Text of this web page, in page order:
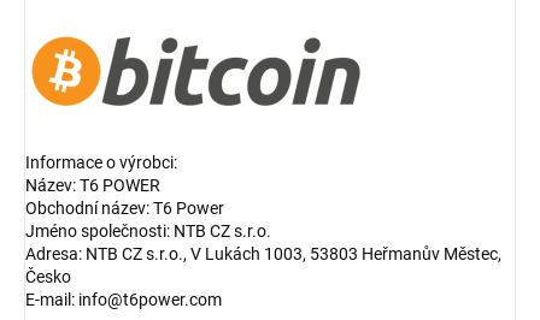
Informace o výrobci:
Název: T6 POWER
Obchodní název: T6 Power
Jméno společnosti: NTB CZ s.r.o.
Adresa: NTB CZ s.r.o., V Lukách 1003, 53803 Heřmanův Městec,
Česko
E-mail: info@t6power.com